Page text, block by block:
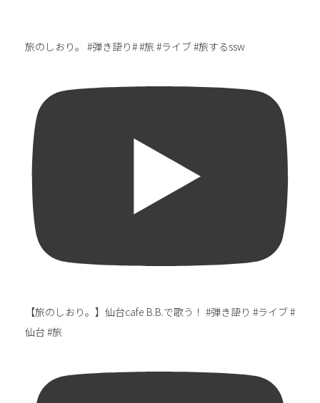
旅のしおり。 #弾き語り# #旅 #ライブ #旅するssw
【旅のしおり。】仙台cafe B.B.で歌う！ #弾き語り #ライブ #
仙台 #旅